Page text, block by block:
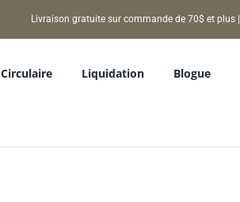
Livraison gratuite sur commande de 70$ et plus
Circulaire Liquidation Blogue